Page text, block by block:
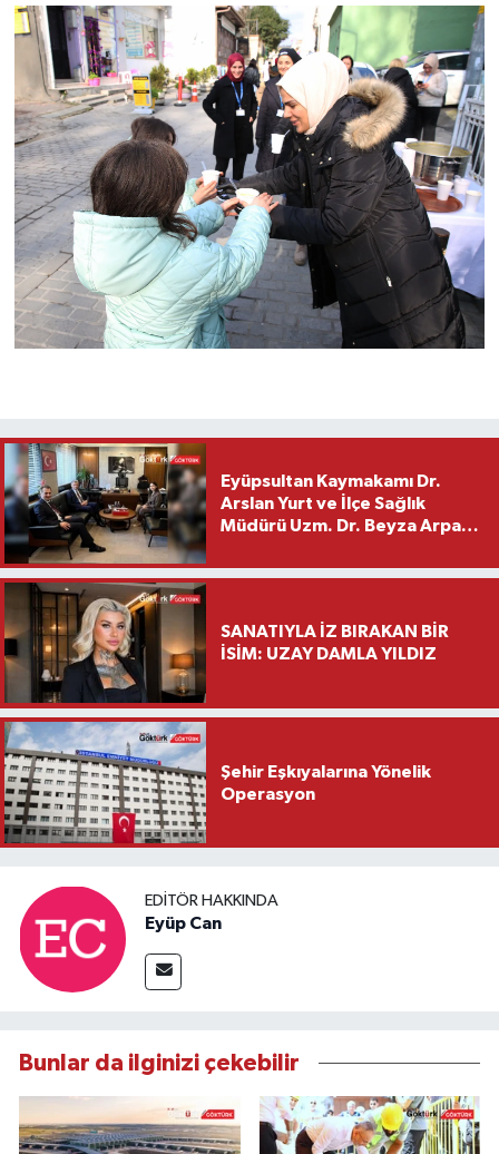
Eyüpsultan Kaymakamı Dr.
Arslan Yurt ve İlçe Sağlık
Müdürü Uzm. Dr. Beyza Arpacı
Ziyareti
SANATIYLA İZ BIRAKAN BİR
İSİM: UZAY DAMLA YILDIZ
Şehir Eşkıyalarına Yönelik
Operasyon
EDITÖR HAKKINDA
Eyüp Can
Bunlar da ilginizi çekebilir